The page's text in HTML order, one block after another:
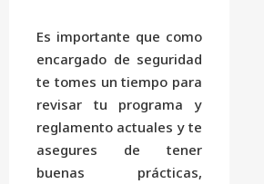
Es importante que como
encargado de seguridad
te tomes un tiempo para
revisar tu programa y
reglamento actuales y te
asegures de tener
buenas prácticas,